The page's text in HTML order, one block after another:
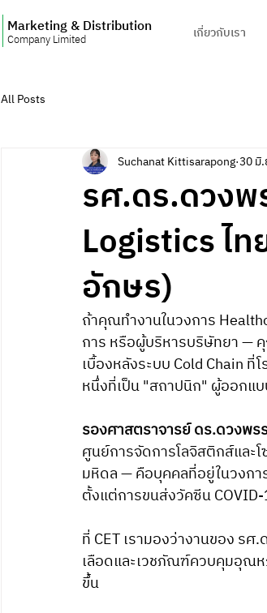
Marketing & Distribution
Company Limited เกี่ยวกับเรา
All Posts
รศ.ดร.ดวงพ
Logistics ไ
อักษร)
Suchanat Kittisarapong 30 มิ
ถ้าคุณทำงานในวงการ
การ หรือผู้บริหารบริษัทยา —
เบื้องหลังระบบ Cold Chain
หนึ่งที่เป็น "สถาปนิก" ผู้ออกแ
รองศาสตราจารย์ ดร.ดวงพ
ศูนย์การจัดการโลจิสติกส์และ
มหิดล — คือบุคคลที่อยู่ในวงกา
ตั้งแต่การขนส่งวัคซีน
ที่ CET เรามองว่างานของ ร
เลือดและเวชภัณฑ์ควบคุมอุณ
ขึ้น